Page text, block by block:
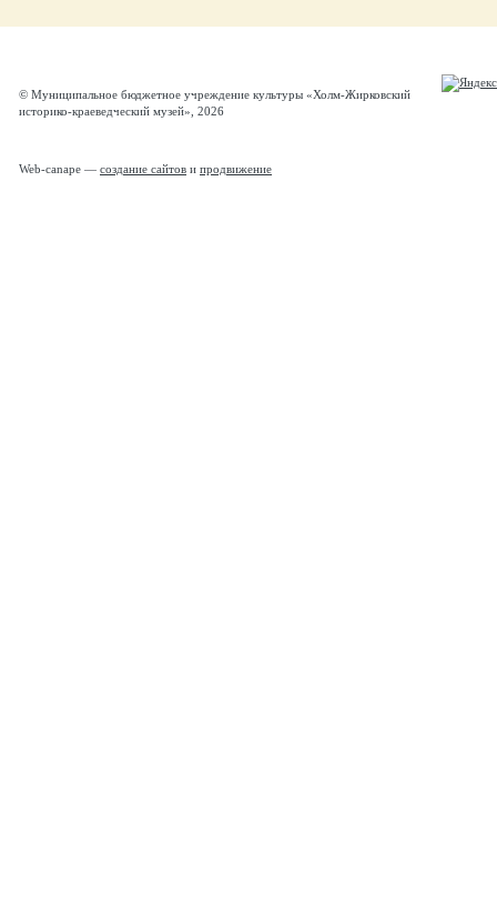
© Муниципальное бюджетное учреждение культуры «Холм-Жирковский
историко-краеведческий музей», 2026
Web-canape — создание сайтов и продвижение